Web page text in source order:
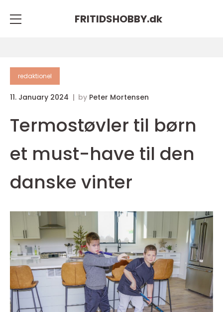
FRITIDSHOBBY.dk
redaktionel
11. January 2024 by Peter Mortensen
Termostøvler til børn
et must-have til den
danske vinter